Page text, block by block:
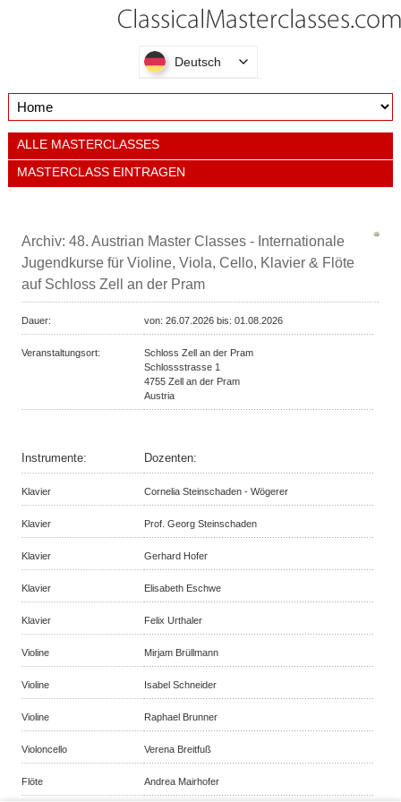
Deutsch
ALLE MASTERCLASSES
MASTERCLASS EINTRAGEN
Archiv: 48. Austrian Master Classes - Internationale
Jugendkurse für Violine, Viola, Cello, Klavier & Flöte
auf Schloss Zell an der Pram
Dauer: von: 26.07.2026 bis: 01.08.2026
Veranstaltungsort:
Schloss Zell an der Pram
Schlossstrasse 1
4755 Zell an der Pram
Austria
Instrumente: Dozenten:
Klavier Cornelia Steinschaden - Wögerer
Klavier Prof. Georg Steinschaden
Klavier Gerhard Hofer
Klavier Elisabeth Eschwe
Klavier Felix Urthaler
Violine Mirjam Brüllmann
Violine Isabel Schneider
Violine Raphael Brunner
Violoncello Verena Breitfuß
Flöte Andrea Mairhofer